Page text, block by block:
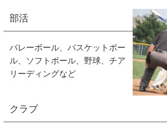
部活
バレーボール、バスケットボー
ル、ソフトボール、野球、チア
リーディングなど
クラブ